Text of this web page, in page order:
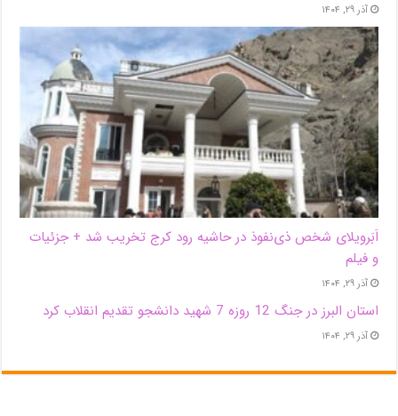
آذر ۲۹, ۱۴۰۴
اَبَر‌ویلای شخص ذی‌نفوذ در حاشیه‌ رود کرج تخریب شد + جزئیات
و فیلم
آذر ۲۹, ۱۴۰۴
استان البرز در جنگ 12 روزه 7 شهید دانشجو تقدیم انقلاب کرد
آذر ۲۹, ۱۴۰۴